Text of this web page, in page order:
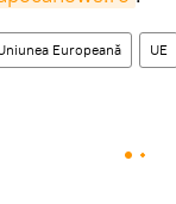
Europeană UE